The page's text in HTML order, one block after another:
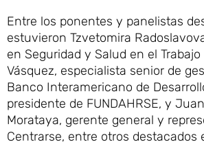
Entre los ponentes y panelistas
estuvieron Tzvetomira
en Seguridad y Salud en el
Vásquez, especialista senior de
Banco Interamericano de
presidente de FUNDAHRSE, y
Morataya, gerente general y
Centrarse, entre otros destacados